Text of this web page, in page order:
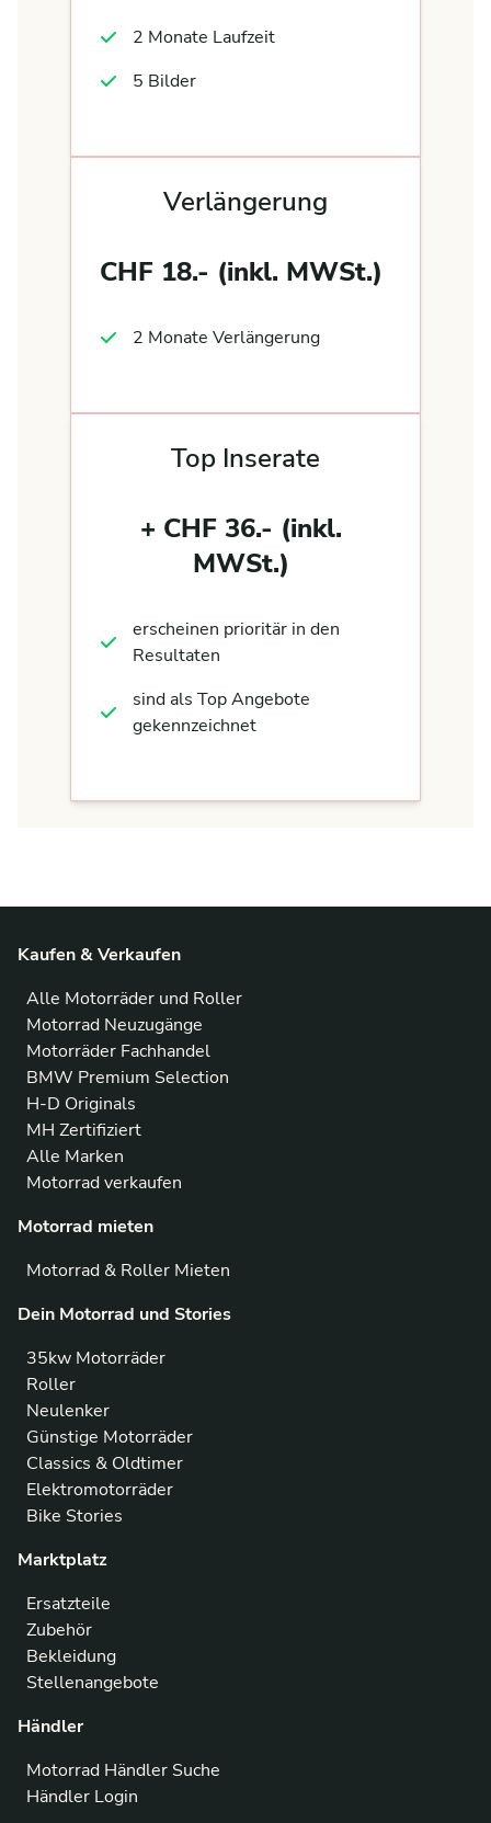
2 Monate Laufzeit
5 Bilder
Verlängerung
CHF 18.- (inkl. MWSt.)
2 Monate Verlängerung
Top Inserate
+ CHF 36.- (inkl.
MWSt.)
erscheinen prioritär in den
Resultaten
sind als Top Angebote
gekennzeichnet
Kaufen & Verkaufen
Alle Motorräder und Roller
Motorrad Neuzugänge
Motorräder Fachhandel
BMW Premium Selection
H-D Originals
MH Zertifiziert
Alle Marken
Motorrad verkaufen
Motorrad mieten
Motorrad & Roller Mieten
Dein Motorrad und Stories
35kw Motorräder
Roller
Neulenker
Günstige Motorräder
Classics & Oldtimer
Elektromotorräder
Bike Stories
Marktplatz
Ersatzteile
Zubehör
Bekleidung
Stellenangebote
Händler
Motorrad Händler Suche
Händler Login